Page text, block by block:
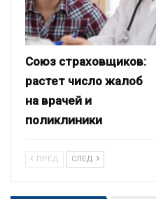
Союз страховщиков:
растет число жалоб
на врачей и
поликлиники
ПРЕД СЛЕД